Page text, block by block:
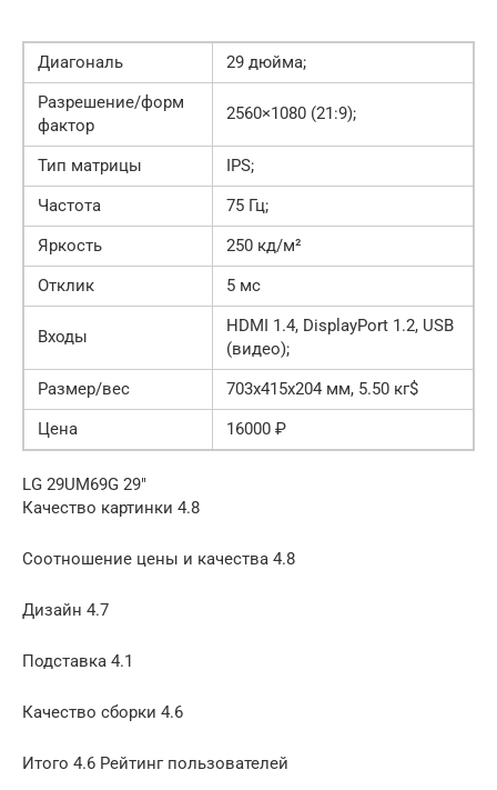
Диагональ
29 дюйма;
Разрешение/форм
фактор
2560×1080 (21:9);
Тип матрицы
IPS;
Частота
75 Гц;
Яркость
250 кд/м²
Отклик
5 мс
Входы
HDMI 1.4, DisplayPort 1.2, USB
(видео);
Размер/вес
703x415x204 мм, 5.50 кг$
Цена
16000 ₽
LG 29UM69G 29″
Качество картинки 4.8
Соотношение цены и качества 4.8
Дизайн 4.7
Подставка 4.1
Качество сборки 4.6
Итого 4.6 Рейтинг пользователей